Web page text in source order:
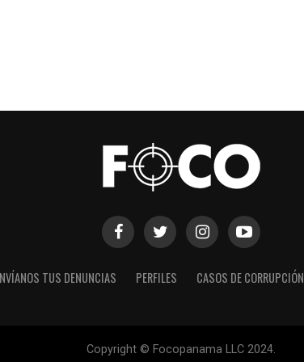
TUS DENUNCIAS PERFILES CASOS DE CORRUPCIÓN
Copyright © Focopanama LLC 2024.